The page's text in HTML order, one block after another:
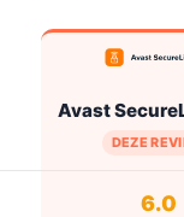
Avast
DEZE
6.0